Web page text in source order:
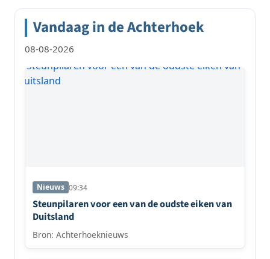
Vandaag in de Achterhoek
08-08-2026
Nieuws 09:34
Steunpilaren voor een van de oudste eiken van
Duitsland
Bron: Achterhoeknieuws